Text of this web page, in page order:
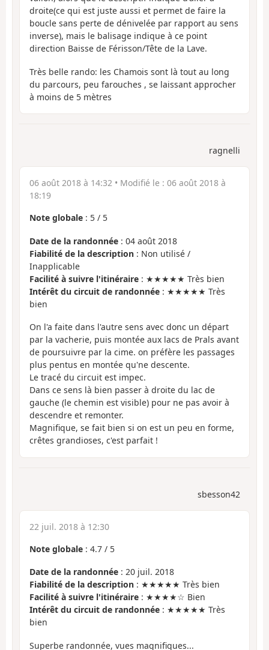
droite(ce qui est juste aussi et permet de faire la
boucle sans perte de dénivelée par rapport au sens
inverse), mais le balisage indique à ce point
direction Baisse de Férisson/Tête de la Lave.
Très belle rando: les Chamois sont là tout au long
du parcours, peu farouches , se laissant approcher
à moins de 5 mètres
ragnelli
06 août 2018 à 14:32 • Modifié le : 06 août 2018 à
18:19
Note globale : 5 / 5
Date de la randonnée : 04 août 2018
Fiabilité de la description : Non utilisé /
Inapplicable
Facilité à suivre l'itinéraire : ★★★★★ Très bien
Intérêt du circuit de randonnée : ★★★★★ Très
bien
On l'a faite dans l'autre sens avec donc un départ
par la vacherie, puis montée aux lacs de Prals avant
de poursuivre par la cime. on préfère les passages
plus pentus en montée qu'ne descente.
Le tracé du circuit est impec.
Dans ce sens là bien passer à droite du lac de
gauche (le chemin est visible) pour ne pas avoir à
descendre et remonter.
Magnifique, se fait bien si on est un peu en forme,
crêtes grandioses, c'est parfait !
sbesson42
22 juil. 2018 à 12:30
Note globale : 4.7 / 5
Date de la randonnée : 20 juil. 2018
Fiabilité de la description : ★★★★★ Très bien
Facilité à suivre l'itinéraire : ★★★★☆ Bien
Intérêt du circuit de randonnée : ★★★★★ Très
bien
Superbe randonnée, vues magnifiques...